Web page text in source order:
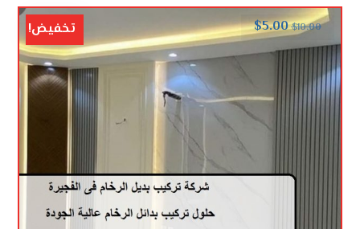
$10.00
$5.00 تخفيض!